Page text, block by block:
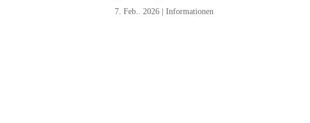
7. Feb.. 2026 |Informationen